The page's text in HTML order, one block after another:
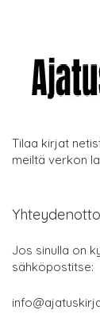
Tilaa kirjat
meiltä verkon
Yhteydenotto
Jos sinulla on
sähköpostitse: